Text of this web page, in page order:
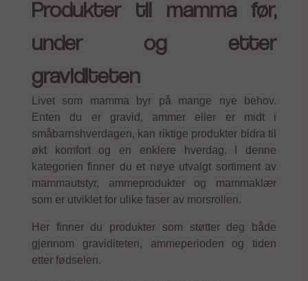
Produkter til mamma før,
under og etter
graviditeten
Livet som mamma byr på mange nye behov.
Enten du er gravid, ammer eller er midt i
småbarnshverdagen, kan riktige produkter bidra til
økt komfort og en enklere hverdag. I denne
kategorien finner du et nøye utvalgt sortiment av
mammautstyr, ammeprodukter og mammaklær
som er utviklet for ulike faser av morsrollen.
Her finner du produkter som støtter deg både
gjennom graviditeten, ammeperioden og tiden
etter fødselen.